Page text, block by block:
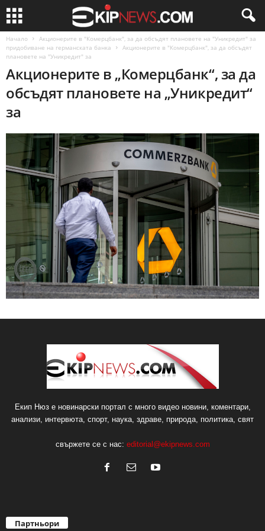
Начало
Акционерите в "Комерцбанк", за да обсъдят плановете на "Уникредит" за
придобиване на германската банка
Акционерите в "Комерцбанк", за да обсъдят
плановете на "Уникредит" за
Акционерите в „Комерцбанк“, за да
обсъдят плановете на „Уникредит“
за
Екип Нюз е новинарски портал с много видео новини, коментари,
анализи, интервюта, спорт, наука, здраве, природа, политика, свят
свържете се с нас: editorial@ekipnews.com
Партньори